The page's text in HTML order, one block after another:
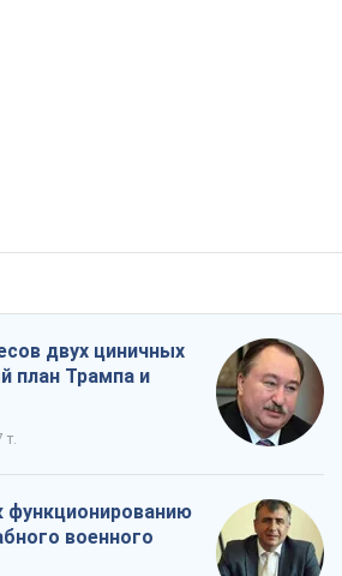
двух циничных
план Трампа и
т.
функционированию
военного